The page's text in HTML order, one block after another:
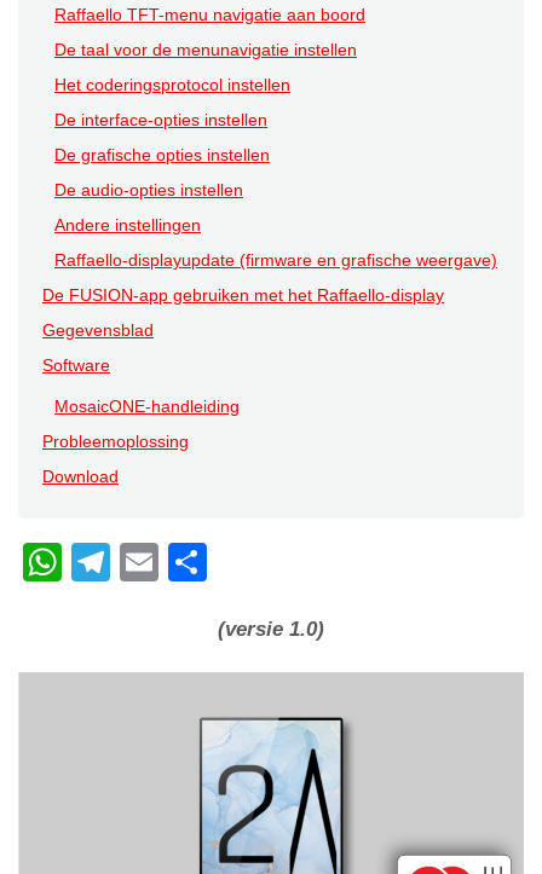
Raffaello TFT-menu navigatie aan boord
De taal voor de menunavigatie instellen
Het coderingsprotocol instellen
De interface-opties instellen
De grafische opties instellen
De audio-opties instellen
Andere instellingen
Raffaello-displayupdate (firmware en grafische weergave)
De FUSION-app gebruiken met het Raffaello-display
Gegevensblad
Software
MosaicONE-handleiding
Probleemoplossing
Download
W
s
T
gr
E
n
di
vi
di
(versie 1.0)